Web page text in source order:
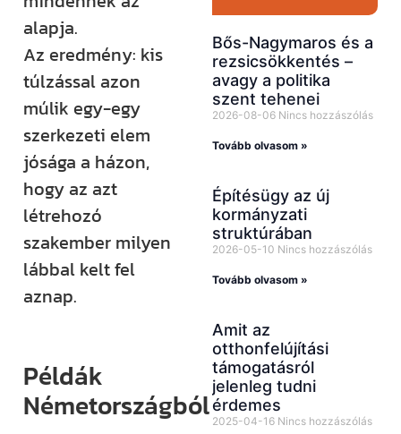
alapja.
Az eredmény: kis
túlzással azon
múlik egy-egy
szerkezeti elem
jósága a házon,
hogy az azt
létrehozó
szakember milyen
lábbal kelt fel
aznap.
Példák
Németországból
Bős-Nagymaros és a
rezsicsökkentés –
avagy a politika
szent tehenei
2026-08-06 Nincs hozzászólás
Tovább olvasom »
Építésügy az új
kormányzati
struktúrában
2026-05-10 Nincs hozzászólás
Tovább olvasom »
Amit az
otthonfelújítási
támogatásról
jelenleg tudni
érdemes
2025-04-16 Nincs hozzászólás